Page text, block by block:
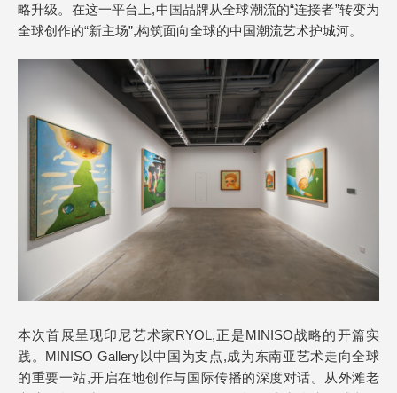
略升级。在这一平台上,中国品牌从全球潮流的“连接者”转变为
全球创作的“新主场”,构筑面向全球的中国潮流艺术护城河。
本次首展呈现印尼艺术家RYOL,正是MINISO战略的开篇实
践。MINISO Gallery以中国为支点,成为东南亚艺术走向全球
的重要一站,开启在地创作与国际传播的深度对话。从外滩老